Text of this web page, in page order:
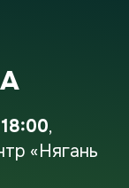
,
«Нягань